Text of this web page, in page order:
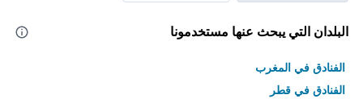
البلدان التي يبحث عنها مستخدمونا
الفنادق في المغرب
الفنادق في قطر